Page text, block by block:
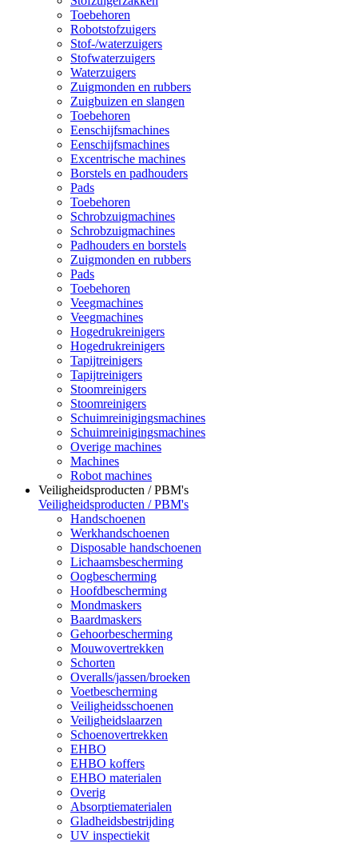
Toebehoren
Robotstofzuigers
Stof-/waterzuigers
Stofwaterzuigers
Waterzuigers
Zuigmonden en rubbers
Zuigbuizen en slangen
Toebehoren
Eenschijfsmachines
Eenschijfsmachines
Excentrische machines
Borstels en padhouders
Pads
Toebehoren
Schrobzuigmachines
Schrobzuigmachines
Padhouders en borstels
Zuigmonden en rubbers
Pads
Toebehoren
Veegmachines
Veegmachines
Hogedrukreinigers
Hogedrukreinigers
Tapijtreinigers
Tapijtreinigers
Stoomreinigers
Stoomreinigers
Schuimreinigingsmachines
Schuimreinigingsmachines
Overige machines
Machines
Robot machines
Veiligheidsproducten / PBM's
Veiligheidsproducten / PBM's
Handschoenen
Werkhandschoenen
Disposable handschoenen
Lichaamsbescherming
Oogbescherming
Hoofdbescherming
Mondmaskers
Baardmaskers
Gehoorbescherming
Mouwovertrekken
Schorten
Overalls/jassen/broeken
Voetbescherming
Veiligheidsschoenen
Veiligheidslaarzen
Schoenovertrekken
EHBO
EHBO koffers
EHBO materialen
Overig
Absorptiematerialen
Gladheidsbestrijding
UV inspectiekit